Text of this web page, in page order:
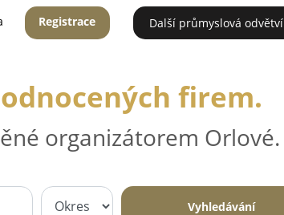
Registrace Další průmyslová odvětví
firem.
organizátorem Orlové.
Vyhledávání